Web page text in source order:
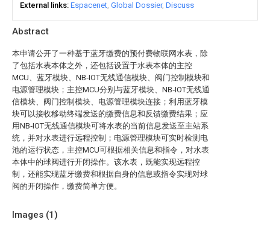
Abstract
本申请公开了一种基于蓝牙缴费的预付费物联网水表，除
了包括水表本体之外，还包括设置于水表本体的主控
MCU、蓝牙模块、NB‑IOT无线通信模块、阀门控制模块和
电源管理模块；主控MCU分别与蓝牙模块、NB‑IOT无线通
信模块、阀门控制模块、电源管理模块连接；利用蓝牙模
块可以接收移动终端发送的缴费信息和反馈缴费结果；应
用NB‑IOT无线通信模块可将水表的当前信息发送至主站系
统，并对水表进行远程控制；电源管理模块可实时检测电
池的运行状态，主控MCU可根据相关信息和指令，对水表
本体中的球阀进行开闭操作。该水表，既能实现远程控
制，还能实现蓝牙缴费和根据自身的信息或指令实现对球
阀的开闭操作，缴费简单方便。
Images (1)
External links Espacenet Global Dossier Discuss